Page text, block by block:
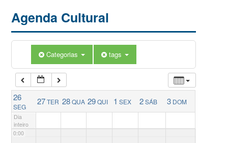
Agenda Cultural
Categorias tags
26
SEG
27TER 28QUA 29QUI 1 SEX 2SÁB 3 DOM
Dia
inteiro
0:00